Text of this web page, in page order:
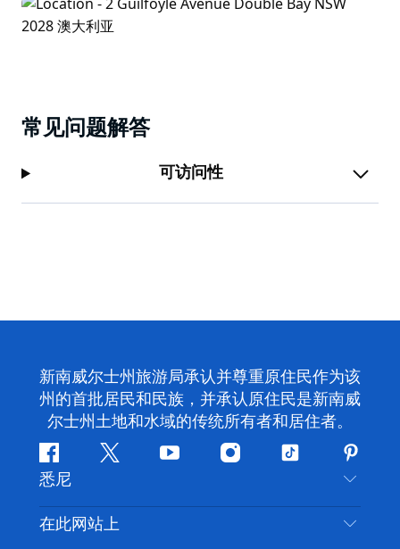
常见问题解答
可访问性
新南威尔士州旅游局承认并尊重原住民作为该
州的首批居民和民族，并承认原住民是新南威
尔士州土地和水域的传统所有者和居住者。
Facebook叽
喳
喳
YouTubeInstagram
抖
悉尼
联系我们
在此网站上